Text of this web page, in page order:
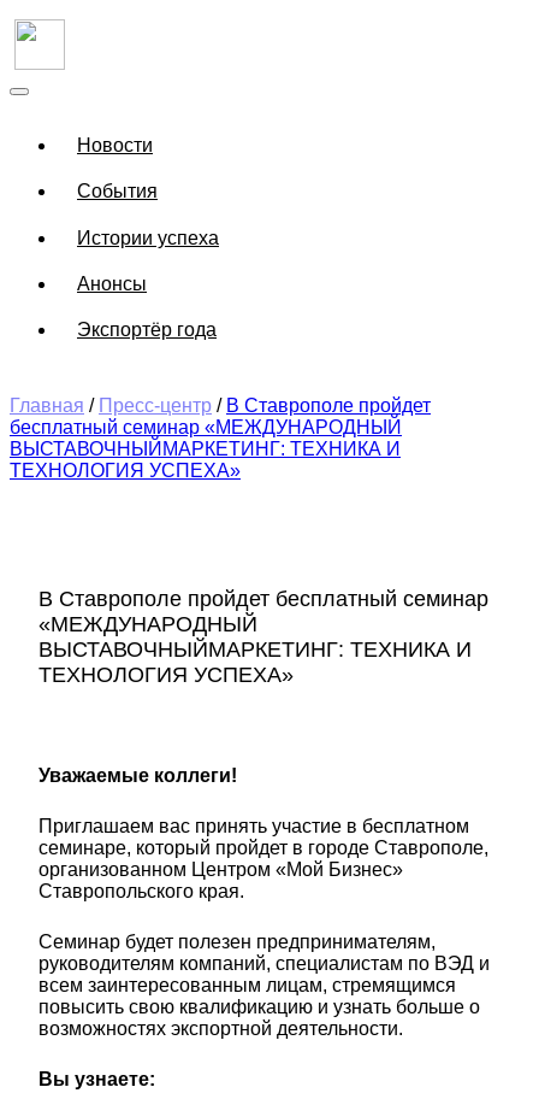
Новости
События
Истории успеха
Анонсы
Экспортёр года
Главная / Пресс-центр / В Ставрополе пройдет
бесплатный семинар «МЕЖДУНАРОДНЫЙ
ВЫСТАВОЧНЫЙМАРКЕТИНГ: ТЕХНИКА И
ТЕХНОЛОГИЯ УСПЕХА»
В Ставрополе пройдет бесплатный семинар
«МЕЖДУНАРОДНЫЙ
ВЫСТАВОЧНЫЙМАРКЕТИНГ: ТЕХНИКА И
ТЕХНОЛОГИЯ УСПЕХА»
Уважаемые коллеги!
Приглашаем вас принять участие в бесплатном
семинаре, который пройдет в городе Ставрополе,
организованном Центром «Мой Бизнес»
Ставропольского края.
Семинар будет полезен предпринимателям,
руководителям компаний, специалистам по ВЭД и
всем заинтересованным лицам, стремящимся
повысить свою квалификацию и узнать больше о
возможностях экспортной деятельности.
Вы узнаете: